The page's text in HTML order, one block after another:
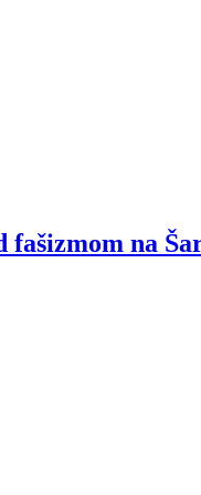
fašizmom na